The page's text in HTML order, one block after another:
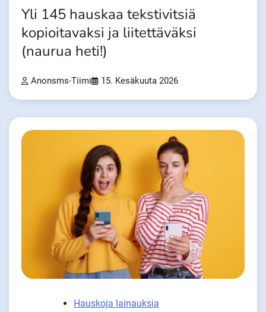
Yli 145 hauskaa tekstivitsiä
kopioitavaksi ja liitettäväksi
(naurua heti!)
Anonsms-Tiimi 15. Kesäkuuta 2026
Hauskoja lainauksia